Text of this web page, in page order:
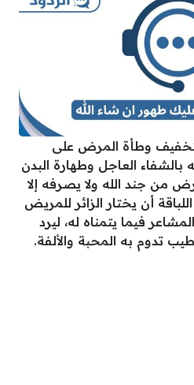
وطأة المرض على
بالشفاء العاجل وطهارة البدن
من جند الله ولا يصرفه إلا
أن يختار الزائر للمريض
فيما يتمناه له، ليرد
طيب تدوم به المحبة والألفة.